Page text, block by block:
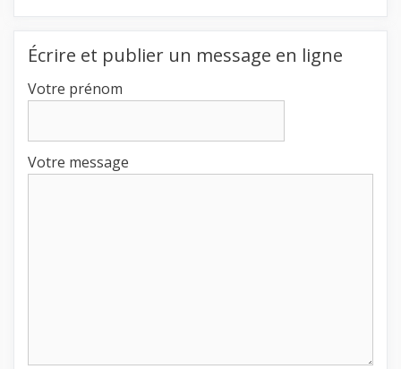
Écrire et publier un message en ligne
Votre prénom
Votre message